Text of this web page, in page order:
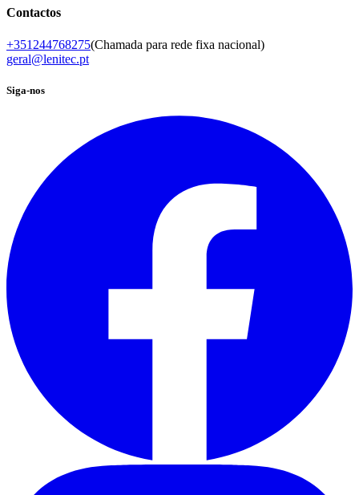
Contactos
+351244768275(Chamada para rede fixa nacional)
geral@lenitec.pt
Siga-nos